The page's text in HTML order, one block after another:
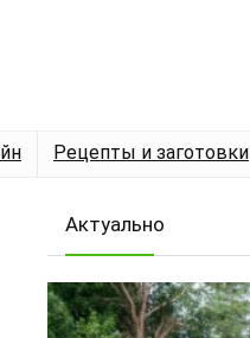
Рецепты и заготовки
Актуально